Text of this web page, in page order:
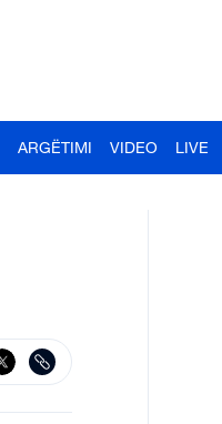
ARGËTIMI VIDEO LIVE